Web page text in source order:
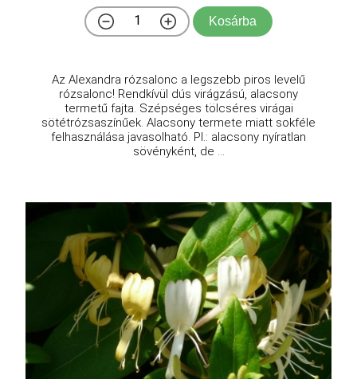
Kosárba
Az Alexandra rózsalonc a legszebb piros levelű
rózsalonc! Rendkívül dús virágzású, alacsony
termetű fajta. Szépséges tölcséres virágai
sötétrózsaszínűek. Alacsony termete miatt sokféle
felhasználása javasolható. Pl.: alacsony nyíratlan
sövényként, de ...